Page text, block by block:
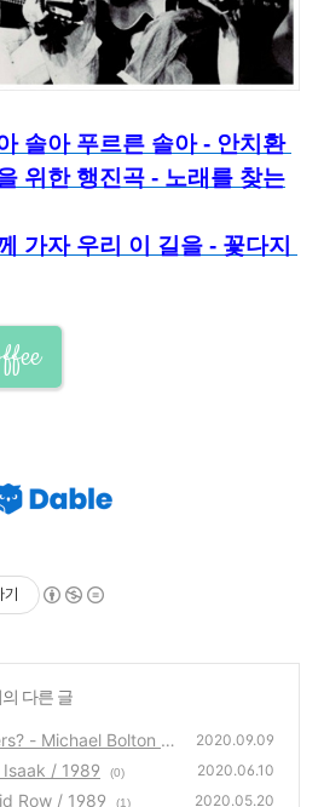
솔아 푸르른 솔아 - 안치환
위한 행진곡 - 노래를 찾는
가자 우리 이 길을 - 꽃다지
다른 글
- Michael Bolton /
2020.09.09
/ 1989 (0) 2020.06.10
Row / 1989 (1) 2020.05.20